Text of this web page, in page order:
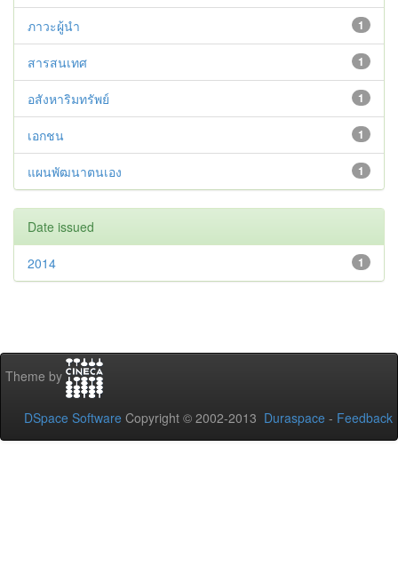
1
ภาวะผู้นำ
1
สารสนเทศ
1
อสังหาริมทรัพย์
1
เอกชน
1
แผนพัฒนาตนเอง
Date issued
1
2014
Theme by
DSpace Software Copyright © 2002-2013 Duraspace - Feedback